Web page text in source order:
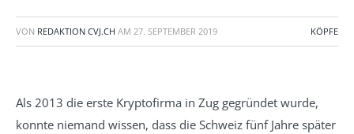
VON REDAKTION CVJ.CH AM 27. SEPTEMBER 2019 KÖPFE
Als 2013 die erste Kryptofirma in Zug gegründet wurde,
konnte niemand wissen, dass die Schweiz fünf Jahre später